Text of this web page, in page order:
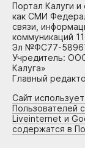
Портал Калуги
как СМИ
связи,
коммуникаций
Эл №ФС77-
Учредитель:
Калуга»
Главный
Сайт
Пользователей
Liveinternet и
содержатся в